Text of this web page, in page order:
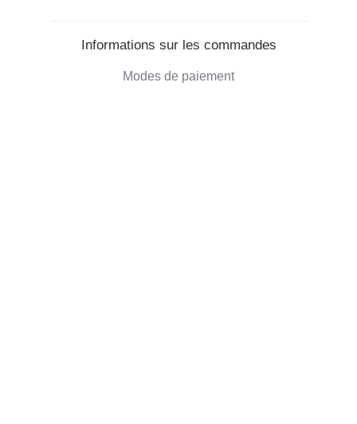
Informations sur les commandes
Modes de paiement